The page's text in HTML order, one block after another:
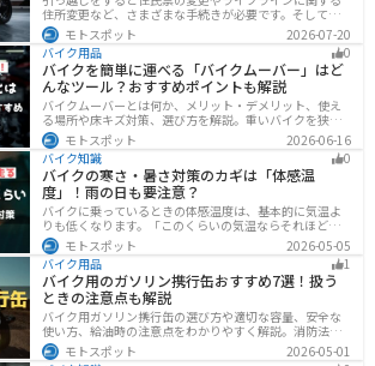
住所変更など、さまざまな手続きが必要です。そしてバ
イク乗りの場合は、住所変更やナンバー変更といったバ
イクに関する手続きも忘れてはいけません。しかし、必
要な手続きや手順がわからないという方も多いのではな
いでしょうか。ライダー引っ越したらバイクのナンバー
を変えないといけないの？ライダー引っ越し先でも原付
に乗る場合、どんな手続きが必要か知りたいライダー引
っ越したけど忙しくて住所変更もナンバー変更もしてい
ない・・・今回はこのような疑問・お悩みにお
モトスポット
2026-07-20
バイク用品
0
バイクを簡単に運べる「バイクムーバー」はど
んなツール？おすすめポイントも解説
バイクムーバーとは何か、メリット・デメリット、使え
る場所や床キズ対策、選び方を解説。重いバイクを狭い
ガレージで楽に移動したい方へ、ワールドウォークやFov
nyなどおすすめ商品2選の特徴も紹介します。駐車時の切
り返しや転倒の不安を減らしたいライダー必見です。導
入前の注意点もわかります。安全面まで確認。
モトスポット
2026-06-16
バイク知識
0
バイクの寒さ・暑さ対策のカギは「体感温
度」！雨の日も要注意？
バイクに乗っているときの体感温度は、基本的に気温よ
りも低くなります。「このくらいの気温ならそれほど寒
くないだろう」そう考えて通常の装備でバイクに乗った
ら大変な目に遭った・・・そんな経験のあるライダーも
多いのではないでしょうか。今回はバイク走行中の体感
温度についてご紹介します。体感温度を考慮した快適走
行のポイントもまとめました。季節や天候を問わずバイ
クに乗る！そんなライダーの方はぜひ参考にしてみてく
ださい。[phtml blog-first-h2-module]バイク走行時の体
感温度は気温より低め？バイク走行時の体感温度は気温
と同じではありません。なぜ
モトスポット
2026-05-05
バイク用品
1
バイク用のガソリン携行缶おすすめ7選！扱う
ときの注意点も解説
バイク用ガソリン携行缶の選び方や適切な容量、安全な
使い方、給油時の注意点をわかりやすく解説。消防法適
合品の見分け方や保管・圧力調整のコツ、スタンドでの
給油ルールまで網羅し、ツーリング時のガス欠対策をサ
モトスポット
2026-05-01